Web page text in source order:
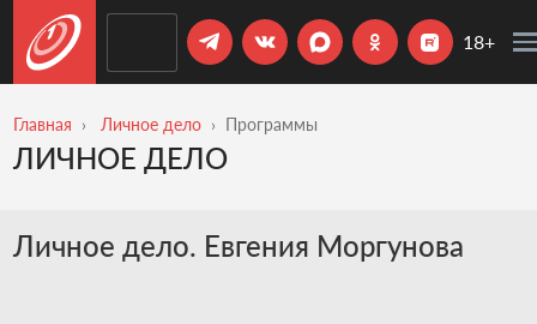
18+
Главная Личное дело Программы
ЛИЧНОЕ ДЕЛО
Личное дело. Евгения Моргунова